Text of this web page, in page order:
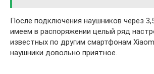
После подключения наушников через
имеем в распоряжении целый ряд
известных по другим смартфонам
наушники довольно приятное.